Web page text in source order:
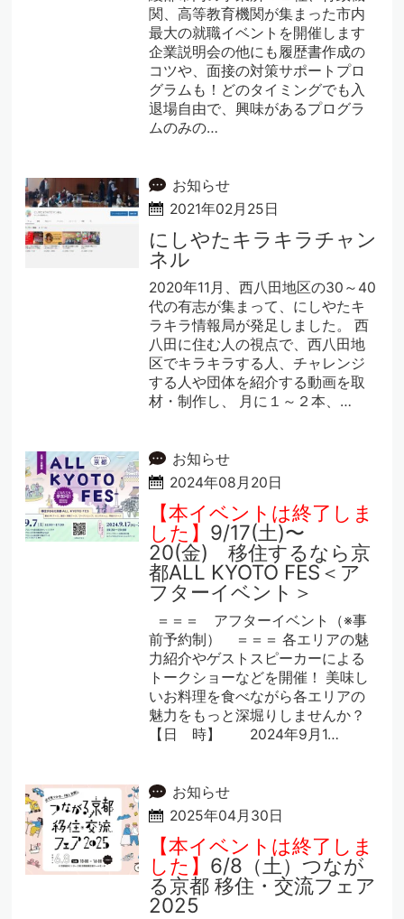
関、高等教育機関が集まった市内
最大の就職イベントを開催します
企業説明会の他にも履歴書作成の
コツや、面接の対策サポートプロ
グラムも！どのタイミングでも入
退場自由で、興味があるプログラ
ムのみの…
お知らせ
2021年02月25日
にしやたキラキラチャン
ネル
2020年11月、西八田地区の30～40
代の有志が集まって、にしやたキ
ラキラ情報局が発足しました。 西
八田に住む人の視点で、西八田地
区でキラキラする人、チャレンジ
する人や団体を紹介する動画を取
材・制作し、 月に１～２本、…
お知らせ
2024年08月20日
【本イベントは終了しま
した】 9/17(土)〜
20(金) 移住するなら京
都ALL KYOTO FES＜ア
フターイベント＞
＝＝＝ アフターイベント（※事
前予約制） ＝＝＝ 各エリアの魅
力紹介やゲストスピーカーによる
トークショーなどを開催！ 美味し
いお料理を食べながら各エリアの
魅力をもっと深堀りしませんか？
【日 時】 2024年9月1…
お知らせ
2025年04月30日
【本イベントは終了しま
した】 6/8（土）つなが
る京都 移住・交流フェア
2025